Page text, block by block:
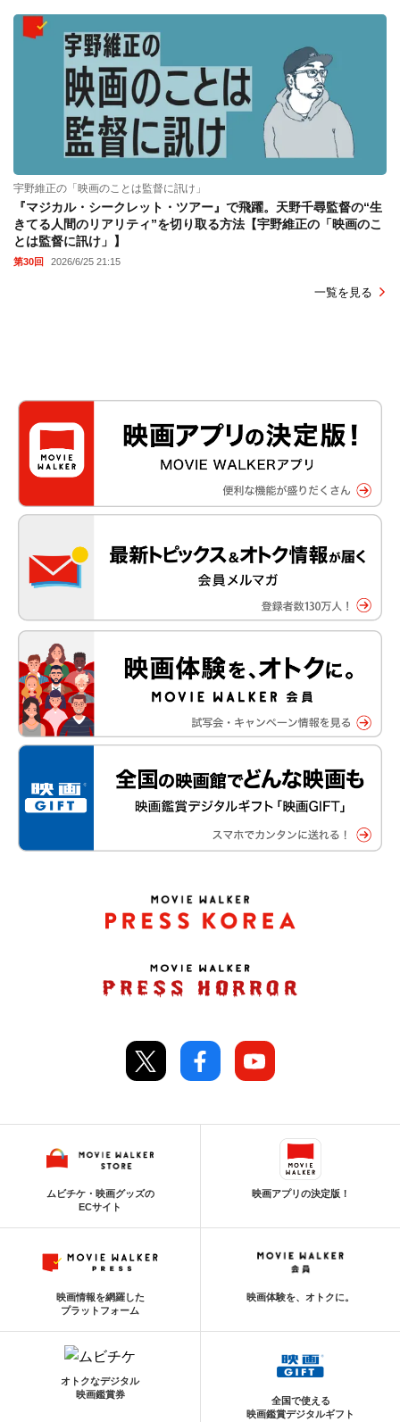
宇野維正の「映画のことは監督に訊け」
『マジカル・シークレット・ツアー』で飛躍。天野千尋監督の“生
きてる人間のリアリティ”を切り取る方法【宇野維正の「映画のこ
とは監督に訊け」】
第30回 2026/6/25 21:15
一覧を見る
ムビチケ・映画グッズの
ECサイト
映画アプリの決定版！
映画情報を網羅した
プラットフォーム
映画体験を、オトクに。
オトクなデジタル
映画鑑賞券
全国で使える
映画鑑賞デジタルギフト